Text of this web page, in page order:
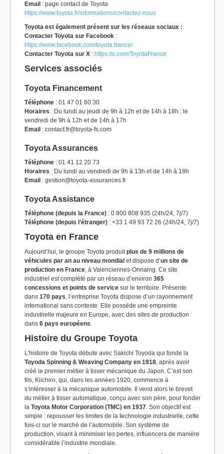
Email : page contact de Toyota
https://www.toyota.fr/informations/contactez-nous
Toyota est également présent sur les réseaux sociaux :
Contacter Toyota sur Facebook :
https://www.facebook.com/toyota.france/
Contacter Toyota sur X : https://x.com/ToyotaFrance
Services associés
Toyota Financement
Téléphone : 01 47 01 60 30
Horaires : Du lundi au jeudi de 9h à 12h et de 14h à 18h ; le
vendredi de 9h à 12h et de 14h à 17h
Email : contact.fr@toyota-fs.com
Toyota Assurances
Téléphone : 01 41 12 20 73
Horaires : Du lundi au vendredi de 9h à 13h et de 14h à 18h
Email : gestion@toyota-assurances.fr
Toyota Assistance
Téléphone (depuis la France) : 0 800 808 935 (24h/24, 7j/7)
Téléphone (depuis l’étranger) : +33 1 49 93 72 26 (24h/24, 7j/7)
Toyota en France
Aujourd’hui, le groupe Toyota produitplus de 9 millions de
véhicules par an au niveau mondial et dispose d’un site de
production en France, à Valenciennes-Onnaing. Ce site
industriel est complété par un réseau d’environ 365
concessions et points de service sur le territoire. Présente
dans 170 pays, l’entreprise Toyota dispose d’un rayonnement
international sans conteste. Elle possède une empreinte
industrielle majeure en Europe, avec des sites de production
dans 6 pays européens.
Histoire du Groupe Toyota
L’histoire de Toyota débute avec Sakichi Toyoda qui fonde la
Toyoda Spinning & Weaving Company en 1918, après avoir
créé le premier métier à tisser mécanique du Japon. C’est son
fils, Kiichiro, qui, dans les années 1920, commence à
s’intéresser à la mécanique automobile. Il vend alors le brevet
du métier à tisser automatique, conçu avec son père, pour fonder
la Toyota Motor Corporation (TMC) en 1937. Son objectif est
simple : repousser les limites de la technologie industrielle, cette
fois-ci sur le marché de l’automobile. Son système de
production, visant à minimiser les pertes, influencera de manière
considérable l’industrie mondiale.